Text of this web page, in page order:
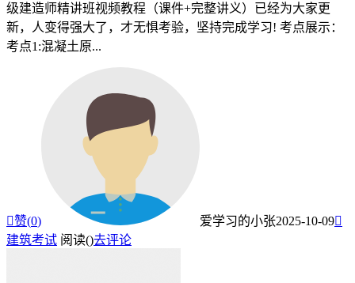
级建造师精讲班视频教程（课件+完整讲义）已经为大家更
新，人变得强大了，才无惧考验，坚持完成学习! 考点展示：
考点1:混凝土原...
赞(0) 爱学习的小张2025-10-09
建筑考试 阅读()去评论